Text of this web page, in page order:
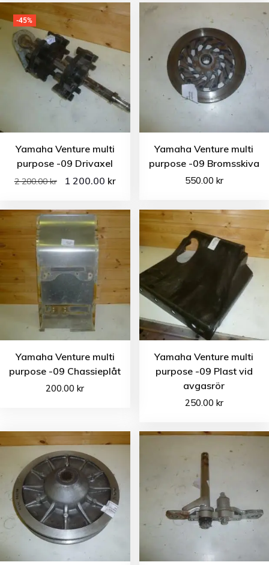
-45%
Yamaha Venture multi
purpose -09 Drivaxel
2 200.00kr 1 200.00 kr
Yamaha Venture multi
purpose -09 Bromsskiva
550.00 kr
Yamaha Venture multi
purpose -09 Chassieplåt
200.00kr
Yamaha Venture multi
purpose -09 Plast vid
avgasrör
250.00 kr